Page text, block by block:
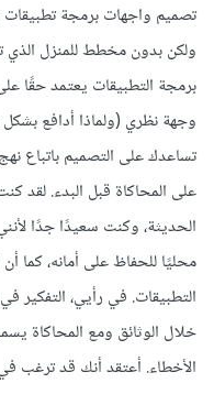
تصميم واجهات برمجة تطبيقات
ولكن بدون مخطط للمنزل الذي
برمجة التطبيقات يعتمد حقًا
وجهة نظري (ولماذا أدافع
تساعدك على التصميم باتباع
محليًا للحفاظ على أمانه، كما
التطبيقات. في رأيي، التفكير
خلال الوثائق ومع المحاكاة
الأخطاء. أعتقد أنك قد ترغب